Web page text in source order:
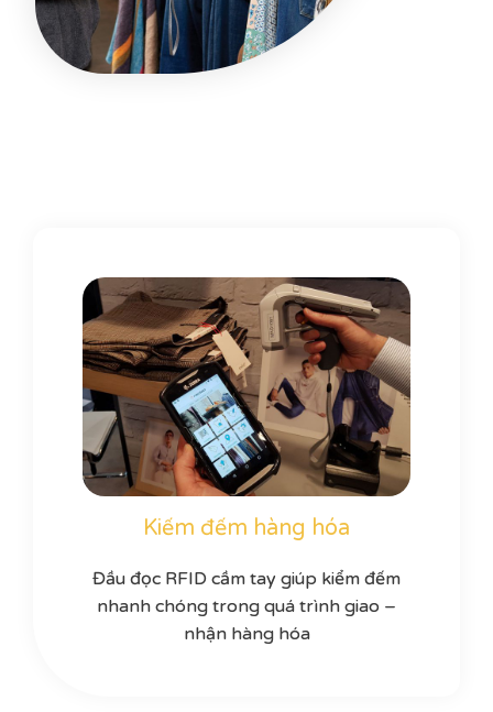
Kiếm đếm hàng hóa
Đầu đọc RFID cầm tay giúp kiểm đếm
nhanh chóng trong quá trình giao –
nhận hàng hóa